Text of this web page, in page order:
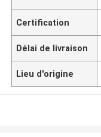
Certification
Délai de livraison
Lieu d'origine